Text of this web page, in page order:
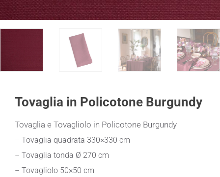
Tovaglia in Policotone Burgundy
Tovaglia e Tovagliolo in Policotone Burgundy
– Tovaglia quadrata 330×330 cm
– Tovaglia tonda Ø 270 cm
– Tovagliolo 50×50 cm